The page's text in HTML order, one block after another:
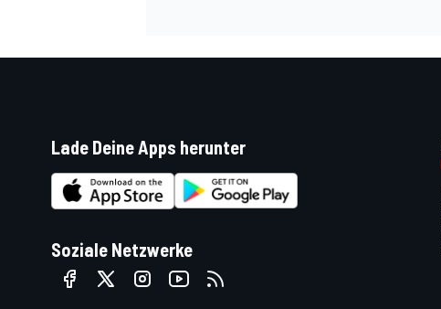
Lade Deine Apps herunter
Soziale Netzwerke